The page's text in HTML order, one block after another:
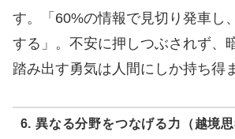
す。「60%の情報で見切り発車し
する」。不安に押しつぶされず、
踏み出す勇気は人間にしか持ち得
6. 異なる分野をつなげる力（越境思